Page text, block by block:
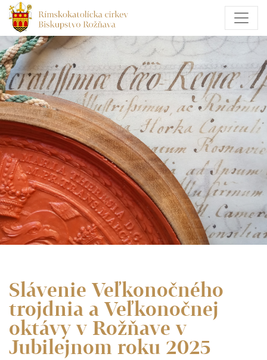
Slávenie Veľkonočného
trojdnia a Veľkonočnej
oktávy v Rožňave v
Jubilejnom roku 2025